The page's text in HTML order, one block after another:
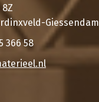
Giessendam
366 58